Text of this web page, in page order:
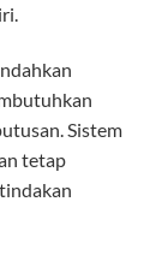
Sistem
tetap